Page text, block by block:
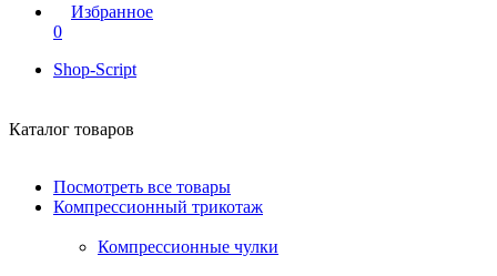
Избранное
0
Shop-Script
Каталог товаров
Посмотреть все товары
Компрессионный трикотаж
Компрессионные чулки